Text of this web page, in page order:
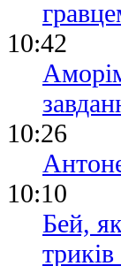
10:42
10:26
10:10
Бей,
триків